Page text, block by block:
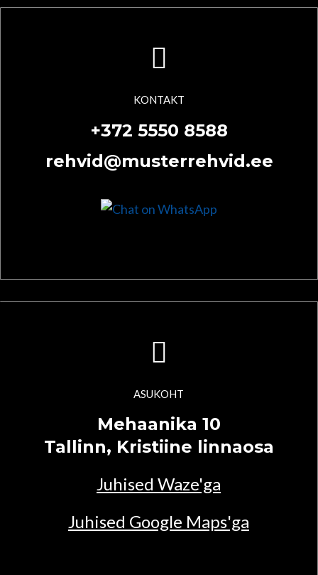
KONTAKT
+372 5550 8588
rehvid@musterrehvid.ee
ASUKOHT
Mehaanika 10
Tallinn, Kristiine linnaosa
Juhised Waze'ga
Juhised Google Maps'ga